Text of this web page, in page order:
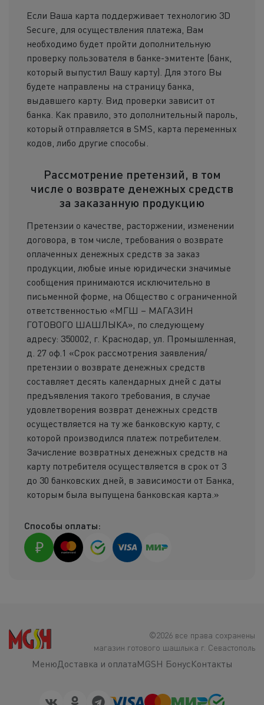
Если Ваша карта поддерживает технологию 3D
Secure, для осуществления платежа, Вам
необходимо будет пройти дополнительную
проверку пользователя в банке-эмитенте (банк,
который выпустил Вашу карту). Для этого Вы
будете направлены на страницу банка,
выдавшего карту. Вид проверки зависит от
банка. Как правило, это дополнительный пароль,
который отправляется в SMS, карта переменных
кодов, либо другие способы.
Рассмотрение претензий, в том
числе о возврате денежных средств
за заказанную продукцию
Претензии о качестве, расторжении, изменении
договора, в том числе, требования о возврате
оплаченных денежных средств за заказ
продукции, любые иные юридически значимые
сообщения принимаются исключительно в
письменной форме, на Общество с ограниченной
ответственностью «МГШ – МАГАЗИН
ГОТОВОГО ШАШЛЫКА», по следующему
адресу: 350002, г. Краснодар, ул. Промышленная,
д. 27 оф.1 «Срок рассмотрения заявления/
претензии о возврате денежных средств
составляет десять календарных дней с даты
предъявления такого требования, в случае
удовлетворения возврат денежных средств
осуществляется на ту же банковскую карту, с
которой производился платеж потребителем.
Зачисление возвратных денежных средств на
карту потребителя осуществляется в срок от 3
до 30 банковских дней, в зависимости от Банка,
которым была выпущена банковская карта.»
Способы оплаты:
©2026 все права сохранены
магазин готового шашлыка г. Севастополь
МенюДоставка и оплатаMGSH БонусКонтакты